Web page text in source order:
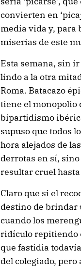
convierten en
media vida y, para
miserias de este
Esta semana, sin
lindo a la otra
Roma. Batacazo
tiene el monopolio
bipartidismo
supuso que todos
hora alejados de
derrotas en sí,
resultar cruel
Claro que si el
destino de brindar
cuando los
ridículo repitiendo
que fastidia
del colegiado,